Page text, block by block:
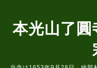
本光山了